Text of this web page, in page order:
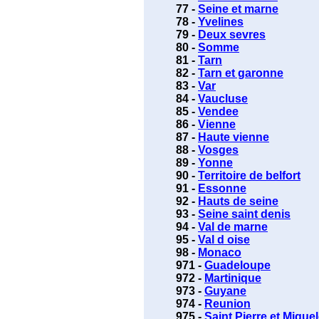
77 - Seine et marne
78 - Yvelines
79 - Deux sevres
80 - Somme
81 - Tarn
82 - Tarn et garonne
83 - Var
84 - Vaucluse
85 - Vendee
86 - Vienne
87 - Haute vienne
88 - Vosges
89 - Yonne
90 - Territoire de belfort
91 - Essonne
92 - Hauts de seine
93 - Seine saint denis
94 - Val de marne
95 - Val d oise
98 - Monaco
971 - Guadeloupe
972 - Martinique
973 - Guyane
974 - Reunion
975 - Saint Pierre et